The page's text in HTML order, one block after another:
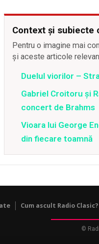
Context și subiecte
Pentru o imagine mai
și aceste articole
Duelul viorilor –
Gabriel Croitoru și
concert de Brahms
Vioara lui George
din fiecare toamnă
Cum ascult Radio Clasic?
©